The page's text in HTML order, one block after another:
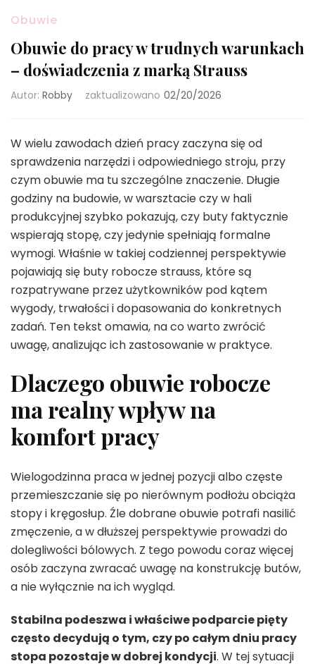
Obuwie
Obuwie do pracy w trudnych warunkach
– doświadczenia z marką Strauss
Autor: Robby zaktualizowano 02/20/2026
W wielu zawodach dzień pracy zaczyna się od
sprawdzenia narzędzi i odpowiedniego stroju, przy
czym obuwie ma tu szczególne znaczenie. Długie
godziny na budowie, w warsztacie czy w hali
produkcyjnej szybko pokazują, czy buty faktycznie
wspierają stopę, czy jedynie spełniają formalne
wymogi. Właśnie w takiej codziennej perspektywie
pojawiają się buty robocze strauss, które są
rozpatrywane przez użytkowników pod kątem
wygody, trwałości i dopasowania do konkretnych
zadań. Ten tekst omawia, na co warto zwrócić
uwagę, analizując ich zastosowanie w praktyce.
Dlaczego obuwie robocze
ma realny wpływ na
komfort pracy
Wielogodzinna praca w jednej pozycji albo częste
przemieszczanie się po nierównym podłożu obciąża
stopy i kręgosłup. Źle dobrane obuwie potrafi nasilić
zmęczenie, a w dłuższej perspektywie prowadzi do
dolegliwości bólowych. Z tego powodu coraz więcej
osób zaczyna zwracać uwagę na konstrukcję butów,
a nie wyłącznie na ich wygląd.
Stabilna podeszwa i właściwe podparcie pięty
często decydują o tym, czy po całym dniu pracy
stopa pozostaje w dobrej kondycji. W tej sytuacji